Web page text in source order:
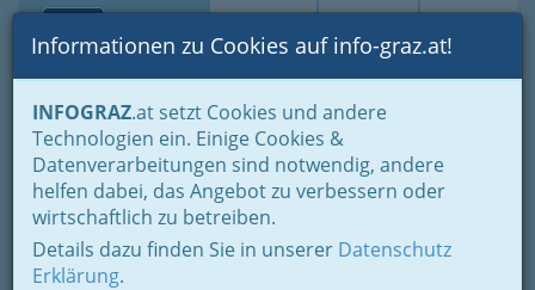
Suche Login Toggle
Informationen zu Cookies auf info-graz.at!
INFOGRAZ.at setzt Cookies und andere
Technologien ein. Einige Cookies &
Datenverarbeitungen sind notwendig, andere
helfen dabei, das Angebot zu verbessern oder
wirtschaftlich zu betreiben.
Details dazu finden Sie in unserer Datenschutz
Erklärung.
Home Branchen Freizeit & Sport
Frau von heute
Fashion & Beauty
Schmuck: Juwelier - Juwelierin
Juweliere und Juwelierinnen
für ihren Schmuck